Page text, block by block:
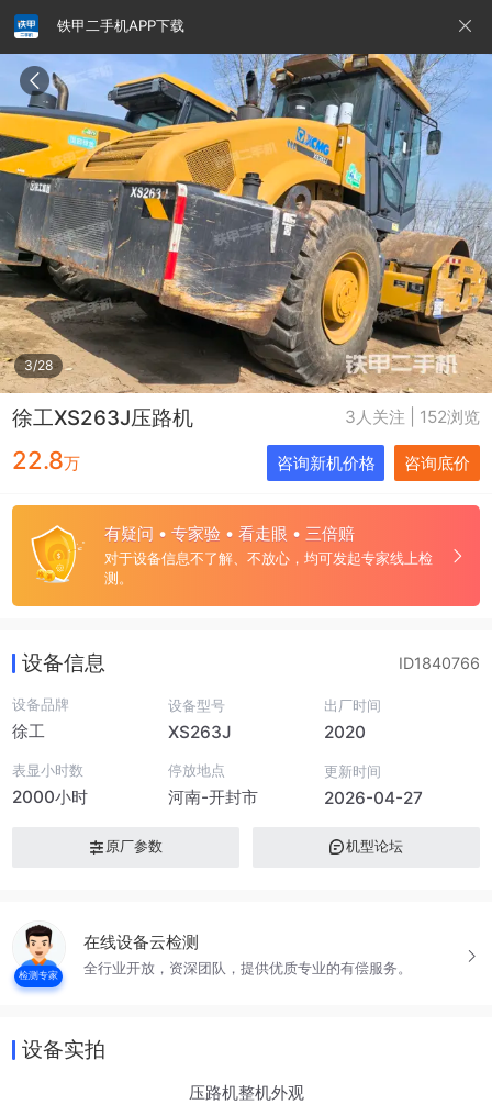
铁甲二手机APP下载
3/28
徐工XS263J压路机 3人关注 | 152浏览
22.8万 咨询新机价格 咨询底价
有疑问 • 专家验 • 看走眼 • 三倍赔
对于设备信息不了解、不放心，均可发起专家线上检
测。
请输入手机号
提
表
示
您
同
意
《隐
私
政
策》
设备信息 ID1840766
设备品牌
徐工
设备型号
XS263J
出厂时间
2020
表显小时数
2000小时
停放地点
河南-开封市
更新时间
2026-04-27
原厂参数 机型论坛
检测专家
在线设备云检测
全行业开放，资深团队，提供优质专业的有偿服务。
设备实拍
压路机整机外观
铁甲龙总部 4000099032 认证经纪人